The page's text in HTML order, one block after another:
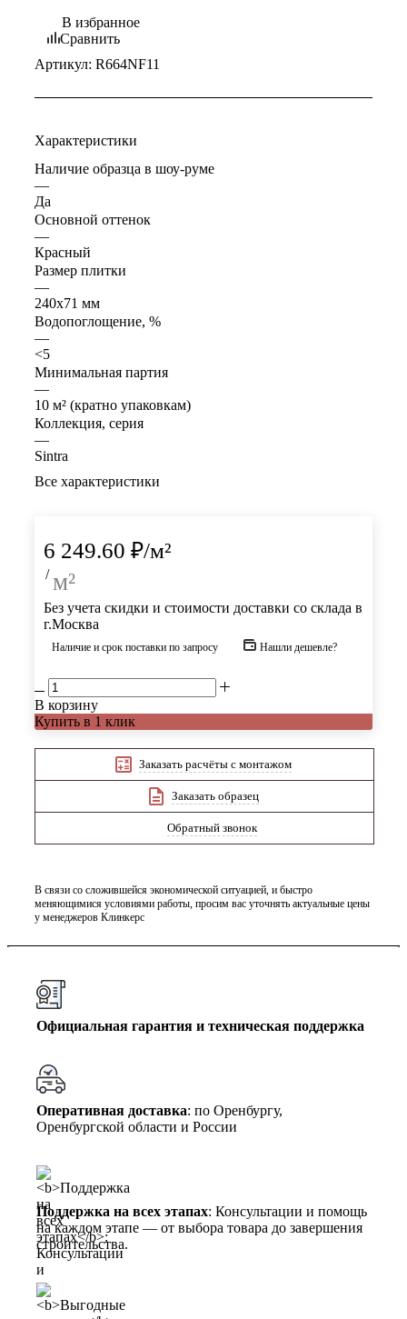
В избранное
Сравнить
Артикул: R664NF11
Характеристики
Наличие образца в шоу-руме
—
Да
Основной оттенок
—
Красный
Размер плитки
—
240x71 мм
Водопоглощение, %
—
<5
Минимальная партия
—
10 м² (кратно упаковкам)
Коллекция, серия
—
Sintra
Все характеристики
6 249.60 ₽/м²
/ м²
Без учета скидки и стоимости доставки со склада в
г.Москва
Наличие и срок поставки по запросу Нашли дешевле?
В корзину
Купить в 1 клик
Заказать расчёты с монтажом
Заказать образец
Обратный звонок
В связи со сложившейся экономической ситуацией, и быстро
меняющимися условиями работы, просим вас уточнять актуальные цены
у менеджеров Клинкерс
Официальная гарантия и техническая поддержка
Оперативная доставка: по Оренбургу,
Оренбургской области и России
Поддержка на всех этапах: Консультации и помощь
на каждом этапе — от выбора товара до завершения
строительства.